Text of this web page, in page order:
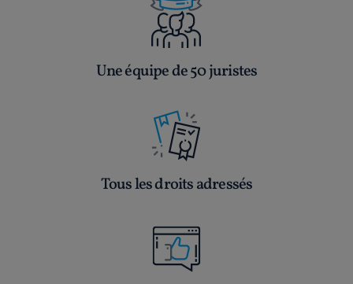
Une équipe de 50 juristes
Tous les droits adressés